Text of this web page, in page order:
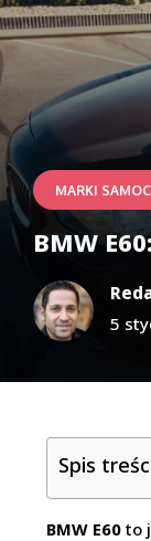
MARKI
BMW
5
Spis
BMW E60 to